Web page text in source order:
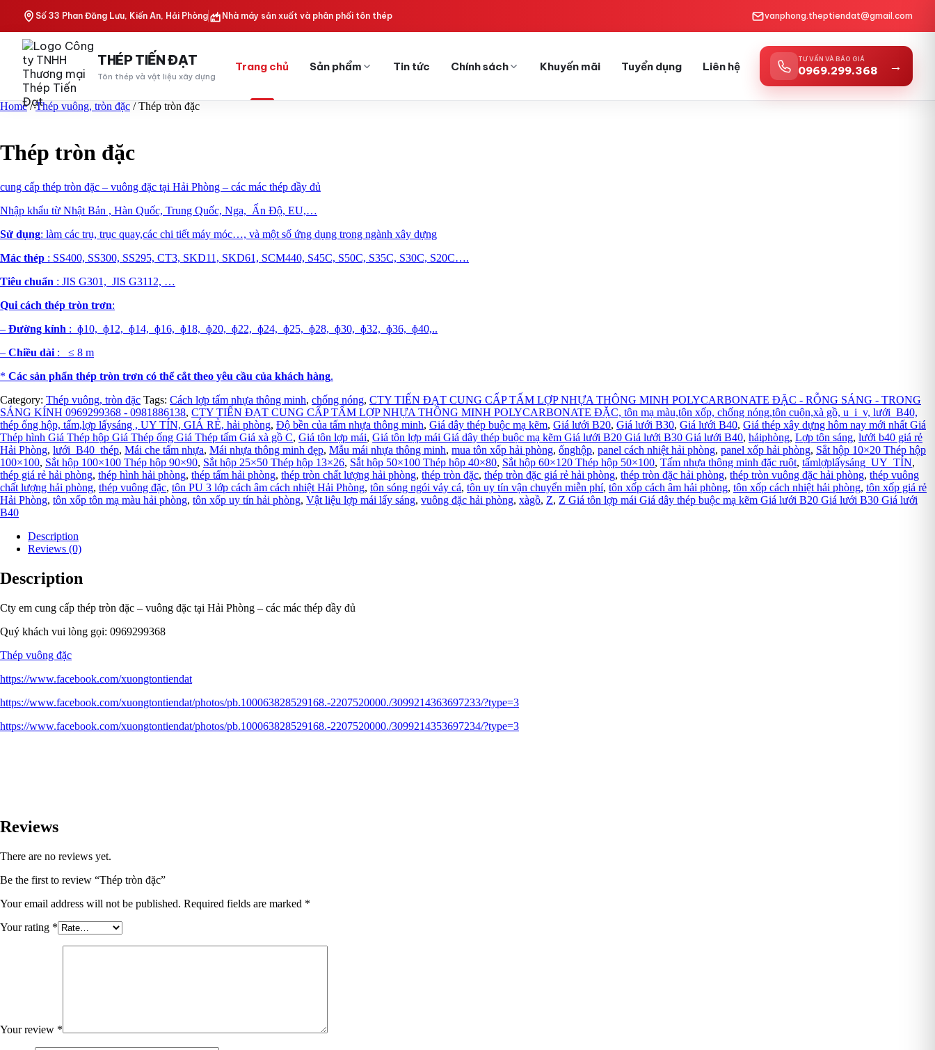
content
Số 33 Phan Đăng Lưu, Kiến An, Hải Phòng Nhà máy sản xuất và phân phối tôn thép vanphong.theptiendat@gmail.com
THÉP TIẾN ĐẠT
Tôn thép và vật liệu xây dựng
Trang chủ Sản phẩm Tin tức Chính sách Khuyến mãi Tuyển dụng Liên hệ
TƯ VẤN VÀ BÁO GIÁ
0969.299.368 →
Home/Thép vuông, tròn đặc / Thép tròn đặc
Thép tròn đặc
cung cấp thép tròn đặc – vuông đặc tại Hải Phòng – các mác thép đầy đủ
Nhập khẩu từ Nhật Bản , Hàn Quốc, Trung Quốc, Nga, Ấn Độ, EU,…
Sử dụng: làm các trụ, trục quay,các chi tiết máy móc…, và một số ứng dụng trong ngành xây dựng
Mác thép : SS400, SS300, SS295, CT3, SKD11, SKD61, SCM440, S45C, S50C, S35C, S30C, S20C….
Tiêu chuẩn : JIS G301, JIS G3112, …
Qui cách thép tròn trơn:
– Đường kính : ɸ10, ɸ12, ɸ14, ɸ16, ɸ18, ɸ20, ɸ22, ɸ24, ɸ25, ɸ28, ɸ30, ɸ32, ɸ36, ɸ40,..
– Chiều dài : ≤ 8 m
* Các sản phẩn thép tròn trơn có thể cắt theo yêu cầu của khách hàng.
Category: Thép vuông, tròn đặc Tags: Cách lợp tấm nhựa thông minh, chống nóng, CTY TIẾN ĐẠT CUNG CẤP TẤM LỢP NHỰA THÔNG MINH POLYCARBONATE ĐẶC - RỖNG SÁNG - TRONG
SÁNG KÍNH 0969299368 - 0981886138, CTY TIẾN ĐẠT CUNG CẤP TẤM LỢP NHỰA THÔNG MINH POLYCARBONATE ĐẶC, tôn mạ màu,tôn xốp, chống nóng,tôn cuộn,xà gồ, u_i_v, lưới_B40,
thép ống hộp, tấm,lợp lấysáng , UY TÍN, GIÁ RẺ, hải phòng, Độ bền của tấm nhựa thông minh, Giá dây thép buộc mạ kẽm, Giá lưới B20, Giá lưới B30, Giá lưới B40, Giá thép xây dựng hôm nay mới nhất Giá
Thép hình Giá Thép hộp Giá Thép ống Giá Thép tấm Giá xà gồ C, Giá tôn lợp mái, Giá tôn lợp mái Giá dây thép buộc mạ kẽm Giá lưới B20 Giá lưới B30 Giá lưới B40, hảiphòng, Lợp tôn sáng, lưới b40 giá rẻ
Hải Phòng, lưới_B40_thép, Mái che tấm nhựa, Mái nhựa thông minh đẹp, Mẫu mái nhựa thông minh, mua tôn xốp hải phòng, ốnghộp, panel cách nhiệt hải phòng, panel xốp hải phòng, Sắt hộp 10×20 Thép hộp
100×100, Sắt hộp 100×100 Thép hộp 90×90, Sắt hộp 25×50 Thép hộp 13×26, Sắt hộp 50×100 Thép hộp 40×80, Sắt hộp 60×120 Thép hộp 50×100, Tấm nhựa thông minh đặc ruột, tấmlợplấysáng_UY_TÍN,
thép giá rẻ hải phòng, thép hình hải phòng, thép tấm hải phòng, thép tròn chất lượng hải phòng, thép tròn đặc, thép tròn đặc giá rẻ hải phòng, thép tròn đặc hải phòng, thép tròn vuông đặc hải phòng, thép vuông
chất lượng hải phòng, thép vuông đặc, tôn PU 3 lớp cách âm cách nhiệt Hải Phòng, tôn sóng ngói vảy cá, tôn uy tín vận chuyển miễn phí, tôn xốp cách âm hải phòng, tôn xốp cách nhiệt hải phòng, tôn xốp giá rẻ
Hải Phòng, tôn xốp tôn mạ màu hải phòng, tôn xốp uy tín hải phòng, Vật liệu lợp mái lấy sáng, vuông đặc hải phòng, xàgồ, Z, Z Giá tôn lợp mái Giá dây thép buộc mạ kẽm Giá lưới B20 Giá lưới B30 Giá lưới
B40
Description
Reviews (0)
Description
Cty em cung cấp thép tròn đặc – vuông đặc tại Hải Phòng – các mác thép đầy đủ
Quý khách vui lòng gọi: 0969299368
Thép vuông đặc
https://www.facebook.com/xuongtontiendat
https://www.facebook.com/xuongtontiendat/photos/pb.100063828529168.-2207520000./3099214363697233/?type=3
https://www.facebook.com/xuongtontiendat/photos/pb.100063828529168.-2207520000./3099214353697234/?type=3
Reviews
There are no reviews yet.
Be the first to review “Thép tròn đặc”
Your email address will not be published. Required fields are marked *
Your rating *
Your review *